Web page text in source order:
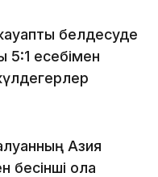
белдесуде
5:1 есебімен
Азия
қола